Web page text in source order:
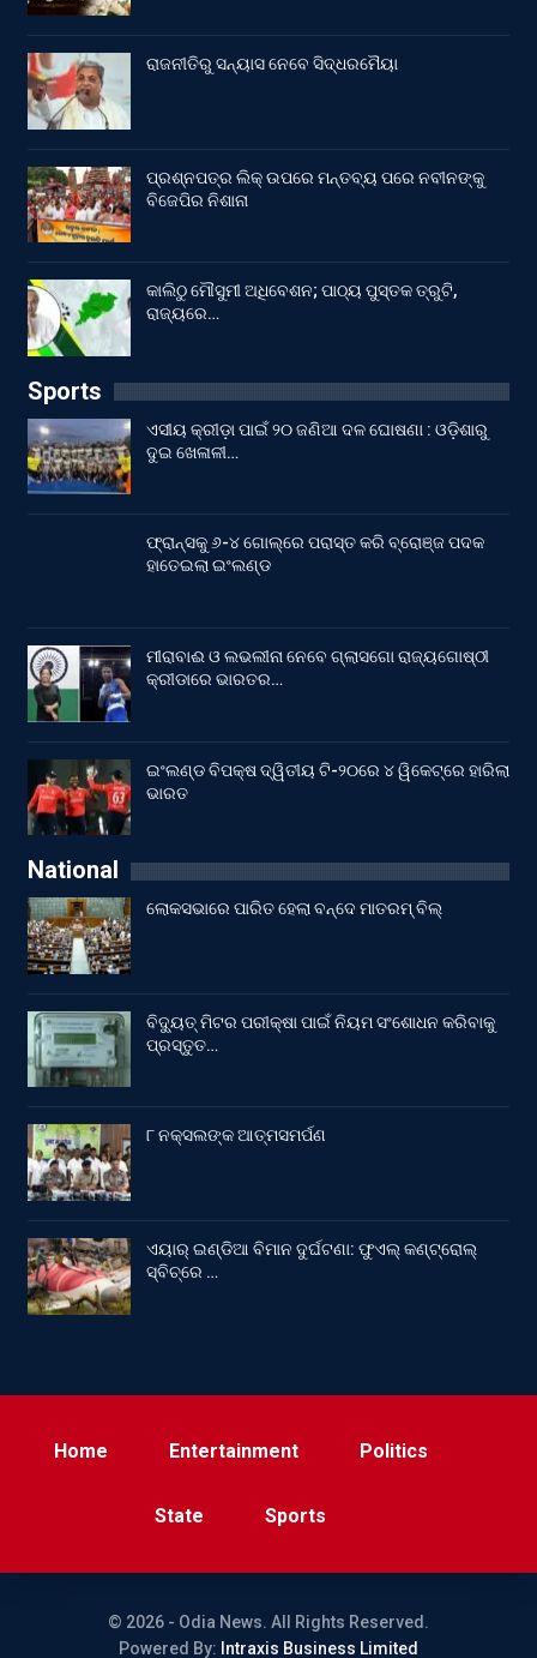
ରାଜନୀତିରୁ ସନ୍ୟାସ ନେବେ ସିଦ୍ଧରମୈୟା
ପ୍ରଶ୍ନପତ୍ର ଲିକ୍ ଉପରେ ମନ୍ତବ୍ୟ ପରେ ନବୀନଙ୍କୁ
ବିଜେପିର ନିଶାନା
କାଲିଠୁ ମୌସୁମୀ ଅଧିବେଶନ; ପାଠ୍ୟ ପୁସ୍ତକ ତ୍ରୁଟି,
ରାଜ୍ୟରେ…
Sports
ଏସୀୟ କ୍ରୀଡ଼ା ପାଇଁ ୨୦ ଜଣିଆ ଦଳ ଘୋଷଣା : ଓଡ଼ିଶାରୁ
ଦୁଇ ଖେଳାଳୀ…
ଫ୍ରାନ୍ସକୁ ୬-୪ ଗୋଲ୍‌ରେ ପରାସ୍ତ କରି ବ୍ରୋଞ୍ଜ ପଦକ
ହାତେଇଲା ଇଂଲଣ୍ଡ
ମୀରାବାଈ ଓ ଲଭଲୀନା ନେବେ ଗ୍ଲାସଗୋ ରାଜ୍ୟଗୋଷ୍ଠୀ
କ୍ରୀଡାରେ ଭାରତର…
ଇଂଲଣ୍ଡ ବିପକ୍ଷ ଦ୍ୱିତୀୟ ଟି-୨୦ରେ ୪ ୱିକେଟ୍‌ରେ ହାରିଲା
ଭାରତ
National
ଲୋକସଭାରେ ପାରିତ ହେଲା ବନ୍ଦେ ମାତରମ୍‌ ବିଲ୍‌
ବିଦ୍ୟୁତ୍ ମିଟର ପରୀକ୍ଷା ପାଇଁ ନିୟମ ସଂଶୋଧନ କରିବାକୁ
ପ୍ରସ୍ତୁତ…
୮ ନକ୍ସଲଙ୍କ ଆତ୍ମସମର୍ପଣ
ଏୟାର୍ ଇଣ୍ଡିଆ ବିମାନ ଦୁର୍ଘଟଣା: ଫୁଏଲ୍‌ କଣ୍ଟ୍ରୋଲ୍‌
ସ୍ବିଚ୍‌ରେ …
Home Entertainment Politics
State Sports
© 2026 - Odia News. All Rights Reserved.
Powered By: Intraxis Business Limited